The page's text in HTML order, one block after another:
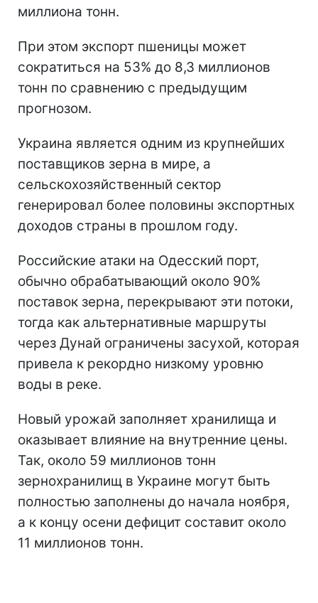
миллиона тонн.
При этом экспорт пшеницы может
сократиться на 53% до 8,3 миллионов
тонн по сравнению с предыдущим
прогнозом.
Украина является одним из крупнейших
поставщиков зерна в мире, а
сельскохозяйственный сектор
генерировал более половины экспортных
доходов страны в прошлом году.
Российские атаки на Одесский порт,
обычно обрабатывающий около 90%
поставок зерна, перекрывают эти потоки,
тогда как альтернативные маршруты
через Дунай ограничены засухой, которая
привела к рекордно низкому уровню
воды в реке.
Новый урожай заполняет хранилища и
оказывает влияние на внутренние цены.
Так, около 59 миллионов тонн
зернохранилищ в Украине могут быть
полностью заполнены до начала ноября,
а к концу осени дефицит составит около
11 миллионов тонн.